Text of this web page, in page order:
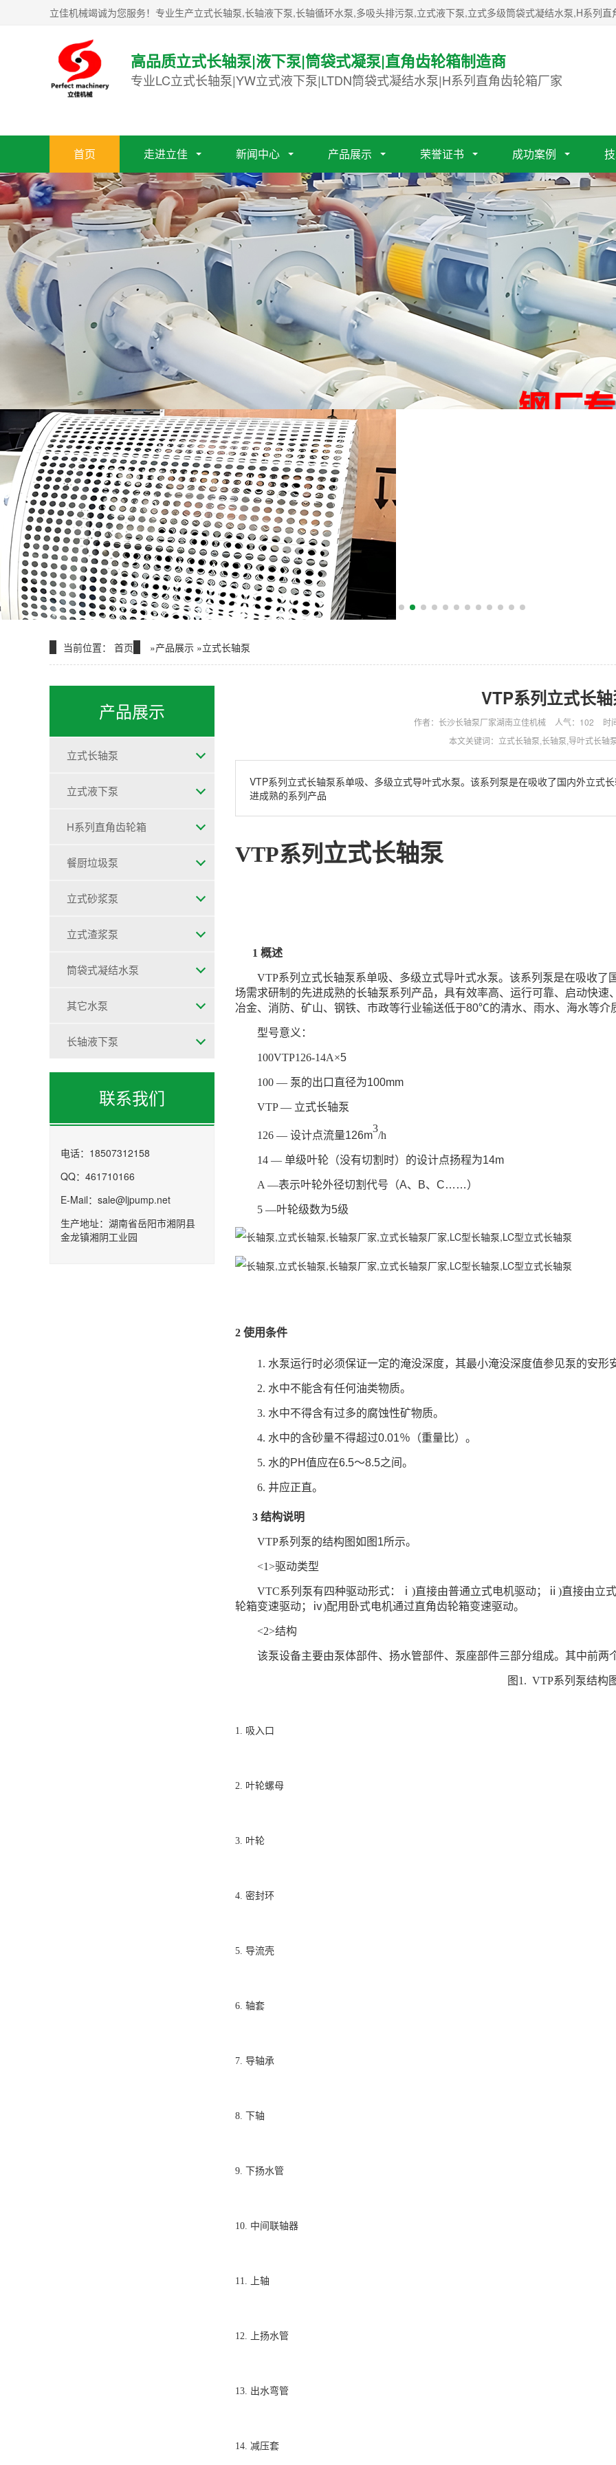
立佳机械竭诚为您服务！专业生产立式长轴泵,长轴液下泵,长轴循环水泵,多吸头排污泵,立式液下泵,立式多级筒袋式凝结水泵,H系列直
高品质立式长轴泵|液下泵|筒袋式凝泵|直角齿轮箱制造商
专业LC立式长轴泵|YW立式液下泵|LTDN筒袋式凝结水泵|H系列直角齿轮箱厂家
首页 走进立佳 新闻中心 产品展示 荣誉证书 成功案例
当前位置： 首页 »产品展示 »立式长轴泵
产品展示
立式长轴泵
立式液下泵
H系列直角齿轮箱
餐厨垃圾泵
立式砂浆泵
立式渣浆泵
筒袋式凝结水泵
其它水泵
长轴液下泵
联系我们
电话：18507312158
QQ：461710166
E-Mail：sale@ljpump.net
生产地址：湖南省岳阳市湘阴县
金龙镇湘阴工业园
VTP系列立式长
作者：长沙长轴泵厂家湖南立佳机械 人气： 102
时
本文关键词：立式长轴泵,长轴泵,导叶式长轴
VTP系列立式长轴泵系单吸、多级立式导叶式水泵。该系列泵是在吸收了国内外立式
进成熟的系列产品
VTP系列 立式长轴泵
1 概述
VTP系列立式长轴泵系单吸、多级立式导叶式水泵。该系列泵是在吸收
场需求研制的先进成熟的长轴泵系列产品，具有效率高、运行可靠、启动快速
冶金、消防、矿山、钢铁、市政等行业输送低于80℃的清水、雨水、海水等介
型号意义：
100VTP126-14A×5
100 — 泵的出口直径为100mm
VTP— 立式长轴泵
126 — 设计点流量126m
3
/h
14 — 单级叶轮（没有切割时）的设计点扬程为14m
A —表示叶轮外径切割代号（A、 B、 C……）
5 —叶轮级数为5级
2 使用条件
1. 水泵运行时必须保证一定的淹没深度，其最小淹没深度值参见泵的安形
2. 水中不能含有任何油类物质。
3. 水中不得含有过多的腐蚀性矿物质。
4. 水中的含砂量不得超过0.01％（重量比）。
5. 水的PH值应在6.5～8.5之间。
6. 井应正直。
3 结构说明
VTP系列泵的结构图如图 1所示。
<1>驱动类型
VTC系列泵有四种驱动形式：
ⅰ)直接由普通立式电机驱动；ⅱ)直接由立
轮箱变速驱动；ⅳ)配用卧式电机通过直角齿轮箱变速驱动。
<2>结构
该泵设备主要由泵体部件、扬水管部件、泵座部件三部分组成。其中前两
图 1. VTP系列泵结构
1. 吸入口
2. 叶轮螺母
3. 叶轮
4. 密封环
5. 导流壳
6. 轴套
7. 导轴承
8. 下轴
9. 下扬水管
10. 中间联轴器
11. 上轴
12. 上扬水管
13. 出水弯管
14. 减压套